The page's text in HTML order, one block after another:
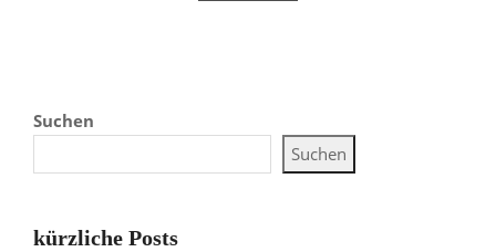
Suchen
Suchen
kürzliche Posts